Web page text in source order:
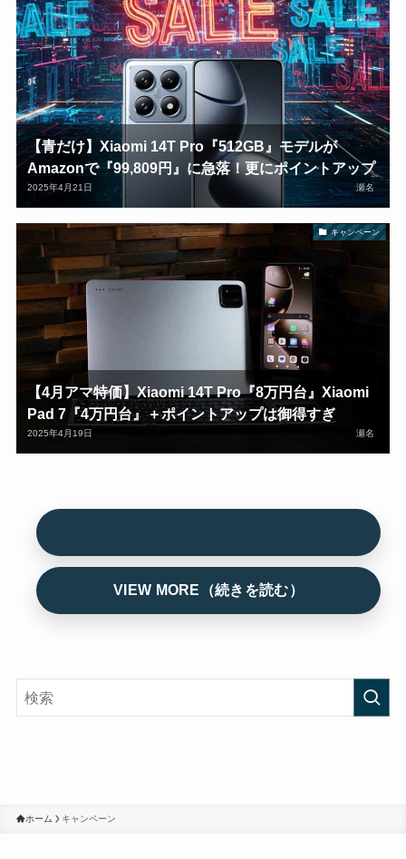
【青だけ】Xiaomi 14T Pro『512GB』モデルが
Amazonで『99,809円』に急落！更にポイントアップ
2025年4月21日 瀬名
キャンペーン
【4月アマ特価】Xiaomi 14T Pro『8万円台』Xiaomi
Pad 7『4万円台』＋ポイントアップは御得すぎ
2025年4月19日 瀬名
ホーム キャンペーン